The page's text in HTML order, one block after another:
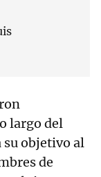
largo del
su objetivo al
de